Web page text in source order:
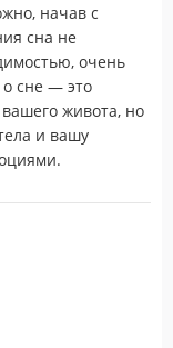
начав с
сна не
очень
сне — это
живота, но
и вашу